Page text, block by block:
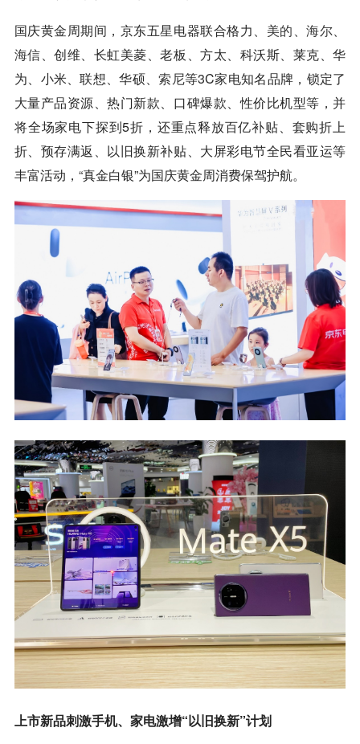
国庆黄金周期间，京东五星电器联合格力、 美的、海尔、
海信、创维、长虹美菱、老板、方太、科沃斯、莱克、华
为、小米、联想、华硕、索尼等3C家电知名品牌，锁定了
大量产品资源、热门新款、口碑爆款、性价比机型等，并
将全场家电下探到5折，还重点释放百亿补贴、套购折上
折、预存满返、以旧换新补贴、大屏彩电节全民看亚运等
丰富活动，“真金白银”为国庆黄金周消费保驾护航。
上市新品刺激手机、家电激增“以旧换新”计划